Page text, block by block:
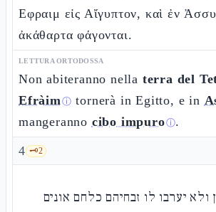
Εφραιμ εἰς Αἴγυπτον, καὶ ἐν
ἀκάθαρτα φάγονται.
LETTURA ORTODOSSA
Non abiteranno nella terra del
Efràimⓘ tornerà in Egitto, e in
mangeranno cibo impuroⓘ.
4 🗝️2
ולא יערבו לו זבחיהם כלחם אונים